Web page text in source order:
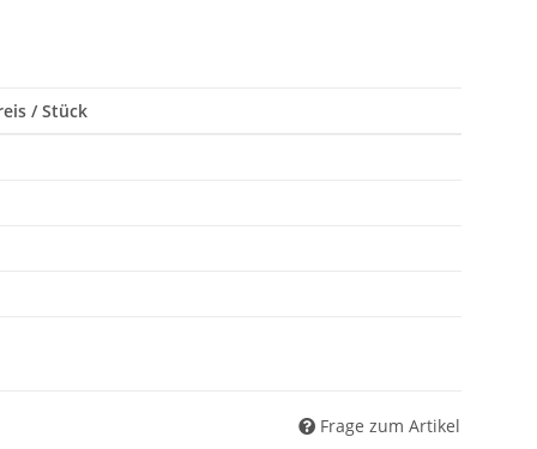
/ Stück
Frage zum Artikel